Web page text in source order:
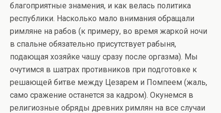
благоприятные знамения, и как велась политика
республики. Насколько мало внимания обращали
римляне на рабов (к примеру, во время жаркой ночи
в спальне обязательно присутствует рабыня,
подающая хозяйке чашу сразу после оргазма). Мы
очутимся в шатрах противников при подготовке к
решающей битве между Цезарем и Помпеем (жаль,
само сражение останется за кадром). Окунемся в
религиозные обряды древних римлян на все случаи